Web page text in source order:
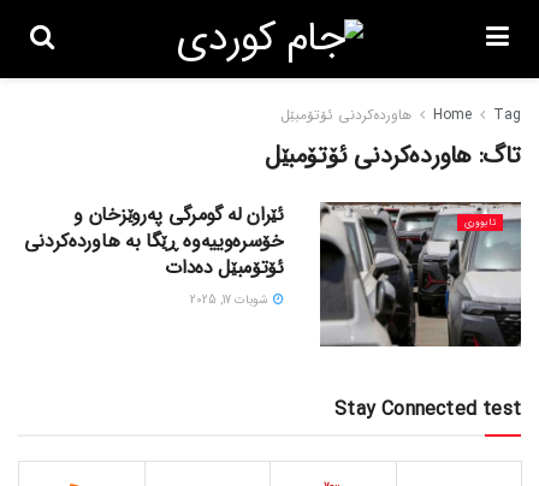
Home Tag هاوردەکردنی ئۆتۆمبێل
تاگ: هاوردەکردنی ئۆتۆمبێل
ئابووری
ئێران لە گومرگی پەروێزخان و
خۆسرەوییەوە ڕێگا بە هاوردەکردنی
ئۆتۆمبێل دەدات
شوبات 17, 2025
Stay Connected test